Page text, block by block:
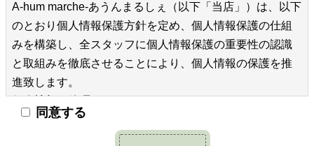
A-hum marche-あうんまるしぇ（以下「当店」）は、以下
のとおり個人情報保護方針を定め、個人情報保護の仕組
みを構築し、全スタッフに個人情報保護の重要性の認識
と取組みを徹底させることにより、個人情報の保護を推
進致します。
当店は、お客さまの個人情報を正確かつ最新の状態に保
ち、個人情報への不正アクセス・紛失・破損・改ざん・
同意する